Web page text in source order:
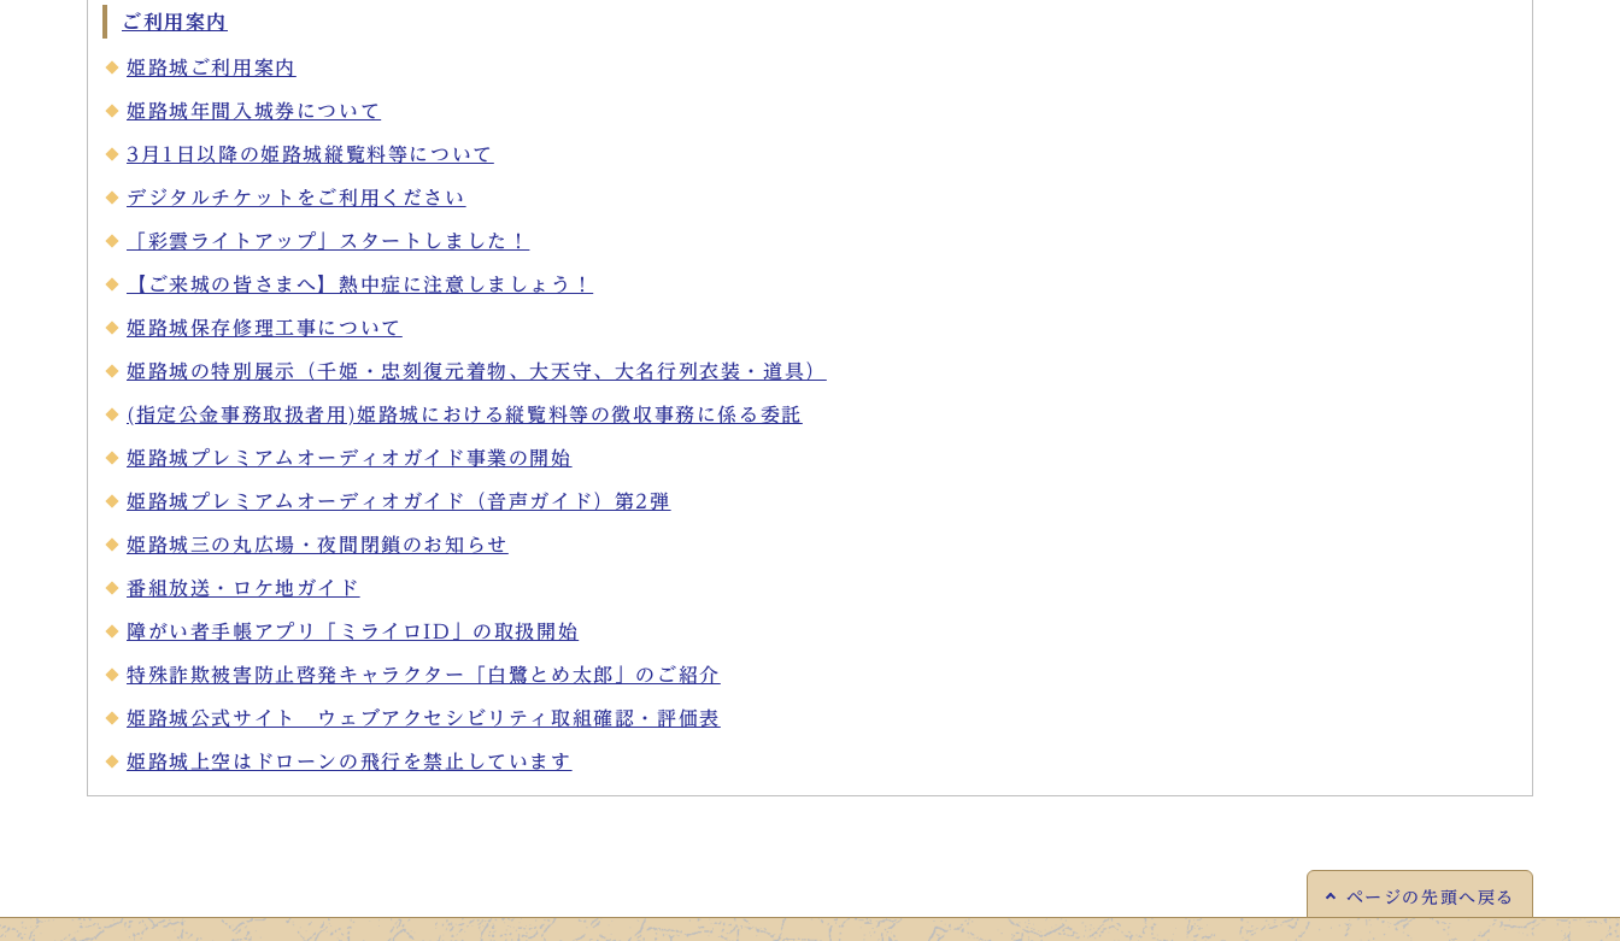
ご利用案内
姫路城ご利用案内
姫路城年間入城券について
3月1日以降の姫路城縦覧料等について
デジタルチケットをご利用ください
「彩雲ライトアップ」スタートしました！
【ご来城の皆さまへ】熱中症に注意しましょう！
姫路城保存修理工事について
姫路城の特別展示（千姫・忠刻復元着物、大天守、大名行列衣装・道具）
(指定公金事務取扱者用)姫路城における縦覧料等の徴収事務に係る委託
姫路城プレミアムオーディオガイド事業の開始
姫路城プレミアムオーディオガイド（音声ガイド）第2弾
姫路城三の丸広場・夜間閉鎖のお知らせ
番組放送・ロケ地ガイド
障がい者手帳アプリ「ミライロID」の取扱開始
特殊詐欺被害防止啓発キャラクター「白鷺とめ太郎」のご紹介
姫路城公式サイト ウェブアクセシビリティ取組確認・評価表
姫路城上空はドローンの飛行を禁止しています
ページの 先頭へ戻る